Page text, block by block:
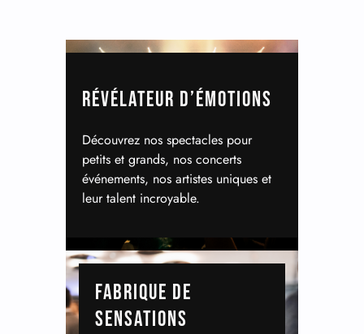
RÉVÉLATEUR D’ÉMOTIONS
Découvrez nos spectacles pour
petits et grands, nos concerts
événements, nos artistes uniques et
leur talent incroyable.
FABRIQUE DE
SENSATIONS